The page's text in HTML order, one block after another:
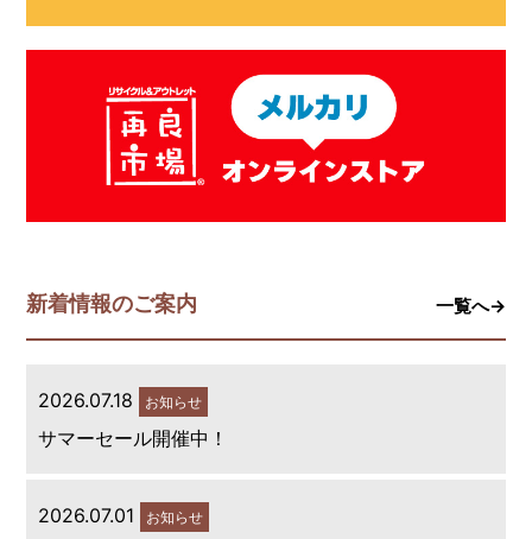
新着情報のご案内 一覧へ→
2026.07.18 お知らせ
サマーセール開催中！
2026.07.01 お知らせ